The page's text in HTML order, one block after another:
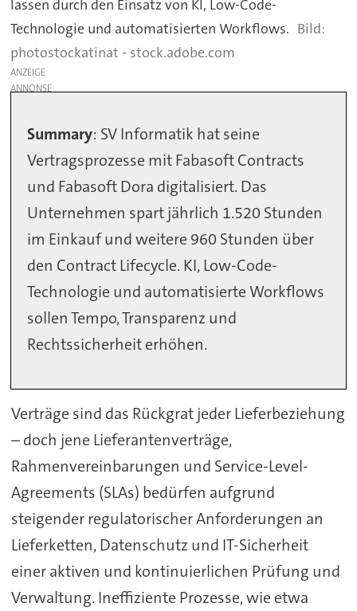
lassen durch den Einsatz von KI, Low-Code-
Technologie und automatisierten Workflows.
photostockatinat - stock.adobe.com
ANZEIGE
Summary: SV Informatik hat seine
Vertragsprozesse mit Fabasoft Contracts
und Fabasoft Dora digitalisiert. Das
Unternehmen spart jährlich 1.520 Stunden
im Einkauf und weitere 960 Stunden über
den Contract Lifecycle. KI, Low-Code-
Technologie und automatisierte Workflows
sollen Tempo, Transparenz und
Rechtssicherheit erhöhen.
Verträge sind das Rückgrat jeder Lieferbeziehung
– doch jene Lieferantenverträge,
Rahmenvereinbarungen und Service-Level-
Agreements (SLAs) bedürfen aufgrund
steigender regulatorischer Anforderungen an
Lieferketten, Datenschutz und IT-Sicherheit
einer aktiven und kontinuierlichen Prüfung und
Verwaltung. Ineffiziente Prozesse, wie etwa